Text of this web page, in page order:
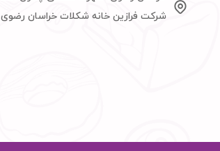
شرکت فرازین خانه شکلات خراسان رضوی